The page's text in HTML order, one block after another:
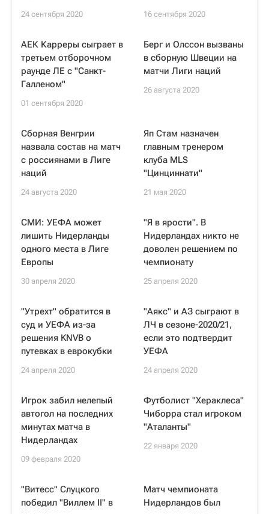
24 сентября 2020 16 сентября 2020
АЕК Карреры сыграет в
третьем отборочном
раунде ЛЕ с "Санкт-
Галленом"
01 сентября 2020
Берг и Олссон вызваны
в сборную Швеции на
матчи Лиги наций
26 августа 2020
Сборная Венгрии
назвала состав на матч
с россиянами в Лиге
наций
24 августа 2020
Яп Стам назначен
главным тренером
клуба MLS
"Цинциннати"
21 мая 2020
СМИ: УЕФА может
лишить Нидерланды
одного места в Лиге
Европы
30 апреля 2020
"Я в ярости". В
Нидерландах никто не
доволен решением по
чемпионату
25 апреля 2020
"Утрехт" обратится в
суд и УЕФА из-за
решения KNVB о
путевках в еврокубки
24 апреля 2020
"Аякс" и АЗ сыграют в
ЛЧ в сезоне-2020/21,
если это подтвердит
УЕФА
24 апреля 2020
Игрок забил нелепый
автогол на последних
минутах матча в
Нидерландах
09 февраля 2020
Футболист "Хераклеса"
Чиборра стал игроком
"Аталанты"
22 января 2020
"Витесс" Слуцкого
победил "Виллем II" в
Матч чемпионата
Нидерландов был